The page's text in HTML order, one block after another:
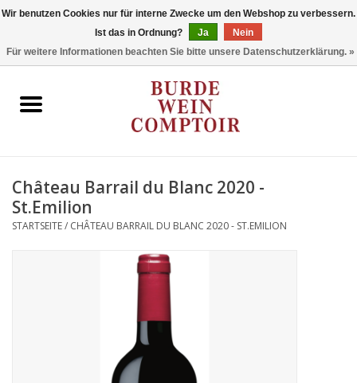
Stil
Château Barrail du Blanc 2020 -
St.Emilion
STARTSEITE/ CHÂTEAU BARRAIL DU BLANC 2020 - ST.EMILION
Wir benutzen Cookies nur für interne Zwecke um den Webshop zu verbessern.
Ist das in Ordnung?
Ja
Nein
Für weitere Informationen beachten Sie bitte unsere Datenschutzerklärung. »